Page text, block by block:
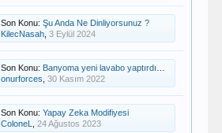
Son Konu: Şu Anda Ne Dinliyorsunuz ?
KilecNasah, 3 Eylül 2024
Son Konu: Banyoma yeni lavabo yaptırdım....
onurforces 30 Kasım 2022
Son Konu: Yapay Zeka Modifiyesi
ColoneL
24 Ağustos 2023